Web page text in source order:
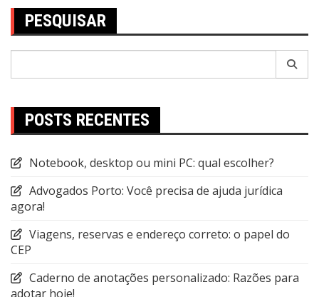
PESQUISAR
POSTS RECENTES
Notebook, desktop ou mini PC: qual escolher?
Advogados Porto: Você precisa de ajuda jurídica
agora!
Viagens, reservas e endereço correto: o papel do
CEP
Caderno de anotações personalizado: Razões para
adotar hoje!